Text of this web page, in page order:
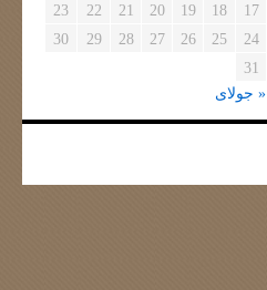
17
18
19
20
21
22
23
24
25
26
27
28
29
30
31
« جولای